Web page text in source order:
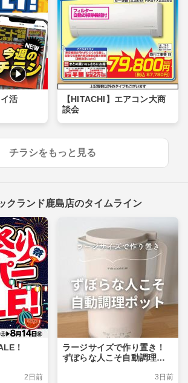
活
【HITACHI】エアコン大商
談会
チラシをもっと見る
クランド鹿島店のタイムライン
！
2日前
ラージサイズで作り置き！
ずぼらな人こそ自動調理ポ
3日前